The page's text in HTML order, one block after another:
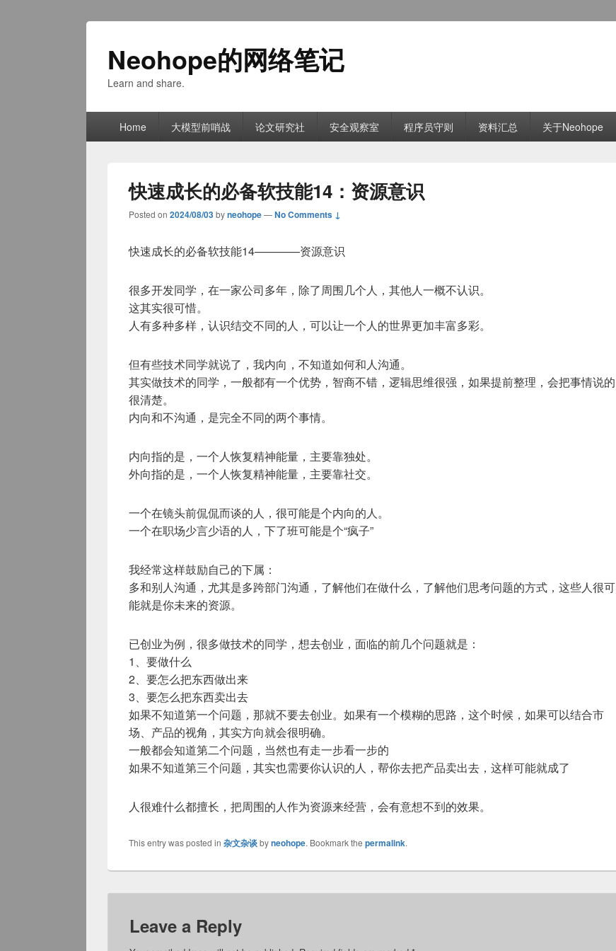
Neohope的网络笔记
Learn and share.
Home 大模型前哨战 论文研究社 安全观察室 程序员守则 资料汇总 关于Neohope
快速成长的必备软技能14：资源意识
Posted on 2024/08/03byneohope—No Comments ↓
快速成长的必备软技能14————资源意识
很多开发同学，在一家公司多年，除了周围几个人，其他人一概不认识。
这其实很可惜。
人有多种多样，认识结交不同的人，可以让一个人的世界更加丰富多彩。
但有些技术同学就说了，我内向，不知道如何和人沟通。
其实做技术的同学，一般都有一个优势，智商不错，逻辑思维很强，如果提前整理，会把事情说的
很清楚。
内向和不沟通，是完全不同的两个事情。
内向指的是，一个人恢复精神能量，主要靠独处。
外向指的是，一个人恢复精神能量，主要靠社交。
一个在镜头前侃侃而谈的人，很可能是个内向的人。
一个在职场少言少语的人，下了班可能是个“疯子”
我经常这样鼓励自己的下属：
多和别人沟通，尤其是多跨部门沟通，了解他们在做什么，了解他们思考问题的方式，这些人很可
能就是你未来的资源。
已创业为例，很多做技术的同学，想去创业，面临的前几个问题就是：
1、要做什么
2、要怎么把东西做出来
3、要怎么把东西卖出去
如果不知道第一个问题，那就不要去创业。如果有一个模糊的思路，这个时候，如果可以结合市
场、产品的视角，其实方向就会很明确。
一般都会知道第二个问题，当然也有走一步看一步的
如果不知道第三个问题，其实也需要你认识的人，帮你去把产品卖出去，这样可能就成了
人很难什么都擅长，把周围的人作为资源来经营，会有意想不到的效果。
This entry was posted in 杂文杂谈byneohope. Bookmark the permalink.
Leave a Reply